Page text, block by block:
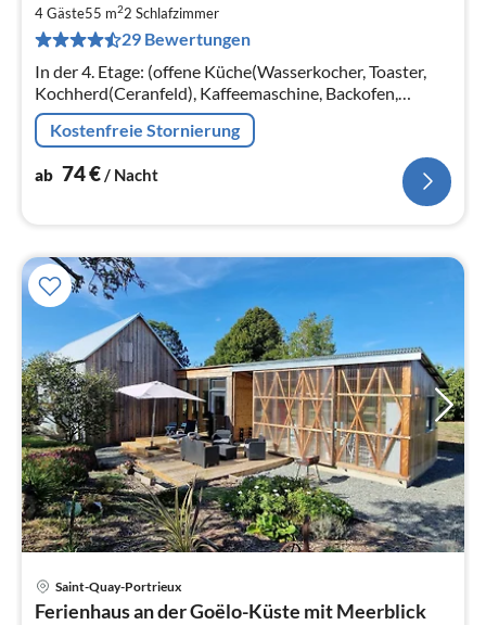
4 Gäste55 m22 Schlafzimmer
29 Bewertungen
In der 4. Etage: (offene Küche(Wasserkocher, Toaster,
Kochherd(Ceranfeld), Kaffeemaschine, Backofen,
Mikrowelle, Spülmaschine, Kühlschrank)
Kostenfreie Stornierung
ab 74€/ Nacht
Saint-Quay-Portrieux
Ferienhaus an der Goëlo-Küste mit Meerblick